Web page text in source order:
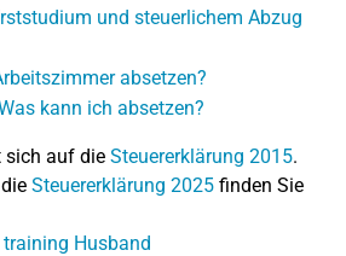
und steuerlichem Abzug
absetzen?
kann ich absetzen?
sich auf die Steuererklärung 2015.
Steuererklärung 2025 finden Sie
Husband